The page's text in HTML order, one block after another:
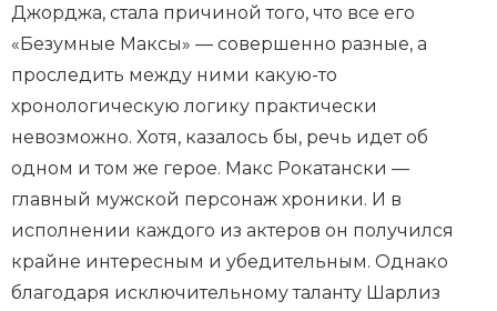
Джорджа, стала причиной того, что все его
«Безумные Максы» — совершенно разные, а
проследить между ними какую-то
хронологическую логику практически
невозможно. Хотя, казалось бы, речь идет об
одном и том же герое. Макс Рокатански —
главный мужской персонаж хроники. И в
исполнении каждого из актеров он получился
крайне интересным и убедительным. Однако
благодаря исключительному таланту Шарлиз